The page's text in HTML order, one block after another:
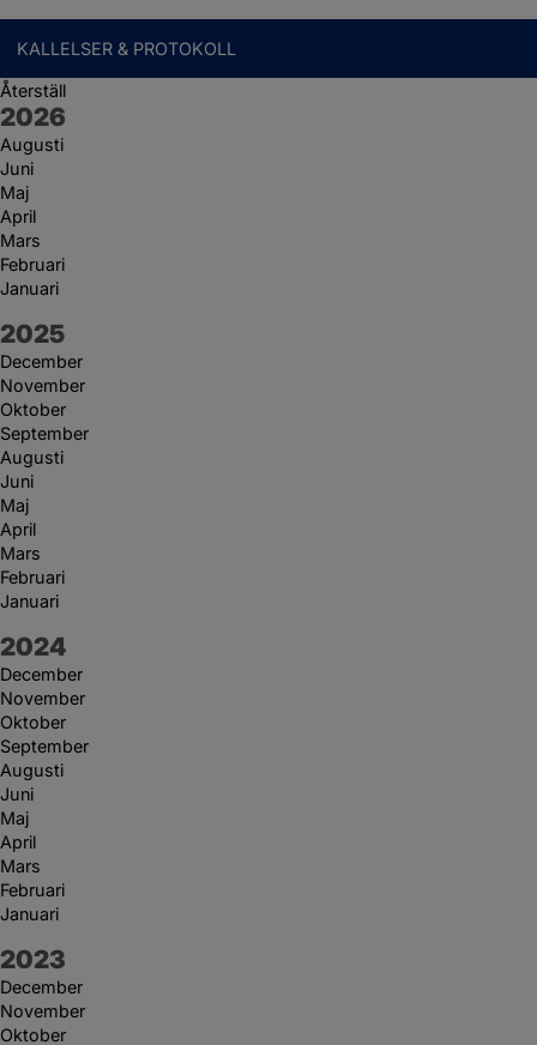
KALLELSER & PROTOKOLL
Återställ
År:
2026
Augusti
Juni
Maj
April
Mars
Februari
Januari
År:
2025
December
November
Oktober
September
Augusti
Juni
Maj
April
Mars
Februari
Januari
År:
2024
December
November
Oktober
September
Augusti
Juni
Maj
April
Mars
Februari
Januari
År:
2023
December
November
Oktober